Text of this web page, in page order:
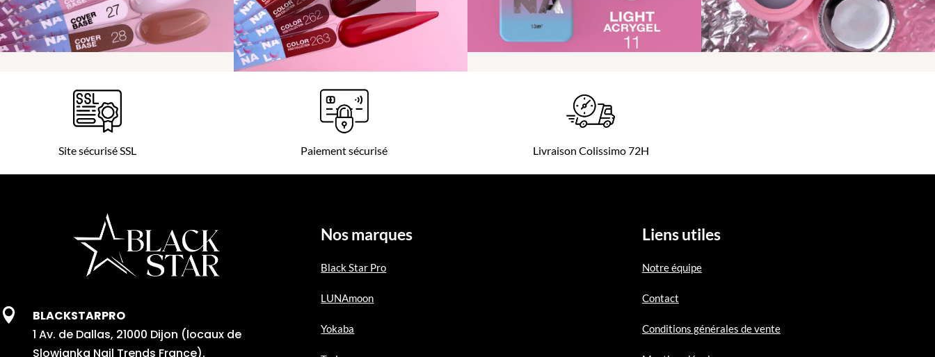
Site sécurisé SSL Paiement sécurisé Livraison Colissimo 72H

BLACKSTARPRO
1 Av. de Dallas, 21000 Dijon (locaux de
Slowianka Nail Trends France).
Nos marques
Black Star Pro
LUNAmoon
Yokaba
Liens utiles
Notre équipe
Contact
Conditions générales de vente